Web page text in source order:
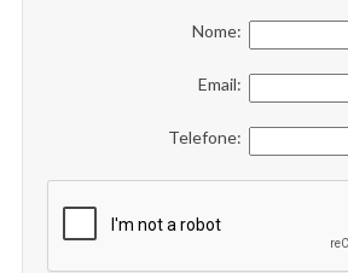
Nome:
Email:
Telefone: